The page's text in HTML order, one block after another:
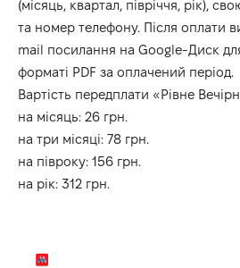
(місяць, квартал, півріччя, рік),
та номер телефону. Після оплати
mail посилання на Google-Диск
форматі PDF за оплачений період.
Вартість передплати «Рівне
на місяць: 26 грн.
на три місяці: 78 грн.
на півроку: 156 грн.
на рік: 312 грн.